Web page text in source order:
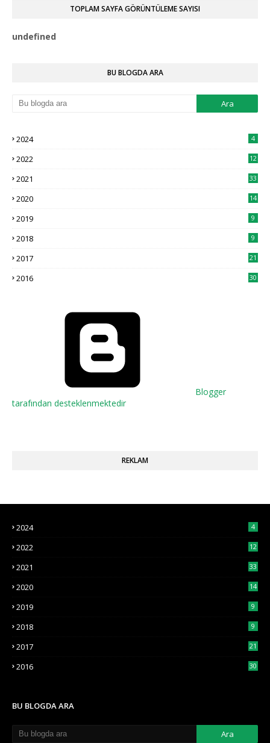
Anonymous
yapabilir mi?
Evet bu durumda çift anadal yapamazsınız. Ayrıca bundan
Anonymous
Yönetimi yazmak istiyorum …
buzlarkraliçesi
Merhaba, psikoloji bölümünden çap yapabilir miyim
Ahmed Yasir Orman
Dediğiniz mantıklı ama muhtemelen izlediğiniz için algıda
İlk görselde katilin üzerini gizlemiş olmanız çok saçma ve
yersiz olmuş çünkü ar …
Rica ederim. Faydalı olabiliyorsam ne mutlu bana.
Şablon ve tablolarınız ile konuyu çok daha iyi anlıyorum. Çok
teşekkür ederim.
Ahmed Yasir Orman
Teşekkür ederim. :)
TOPLAM SAYFA GÖRÜNTÜLEME SAYISI
undefned
BU BLOGDA ARA
2024 4
2022 12
2021 33
2020 14
2019 9
2018 9
2017 21
2016 30
Blogger
tarafından desteklenmektedir
REKLAM
2024 4
2022 12
2021 33
2020 14
2019 9
2018 9
2017 21
2016 30
BU BLOGDA ARA